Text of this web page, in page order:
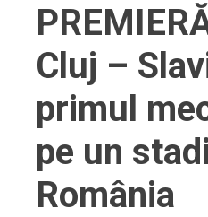
Cluj –
primul
pe un
România